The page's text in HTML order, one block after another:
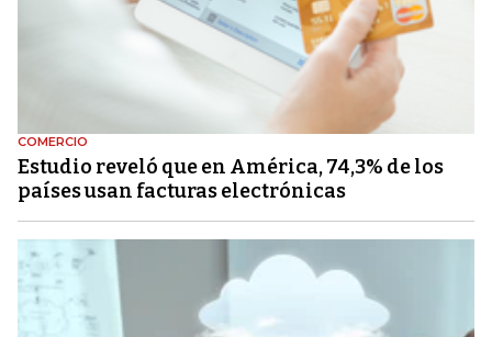
COMERCIO
Estudio reveló que en América, 74,3% de los
países usan facturas electrónicas